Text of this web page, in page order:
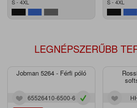
S - 4XL S - 4XL
LEGNÉPSZERŰBB
Jobman 5264 - Férfi póló
65526410-6500-6